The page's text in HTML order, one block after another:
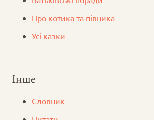
Про котика та півника
Усі казки
Інше
Словник